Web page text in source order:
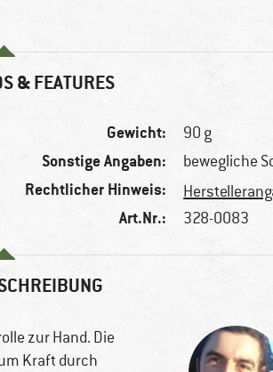
& FEATURES
Gewicht: 90 g
Sonstige Angaben: bewegliche
Rechtlicher Hinweis:
Art.Nr.: 328-0083
zur Hand. Die
Kraft durch